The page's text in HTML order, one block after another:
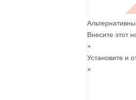
Внесите этот
+
Установите и
×